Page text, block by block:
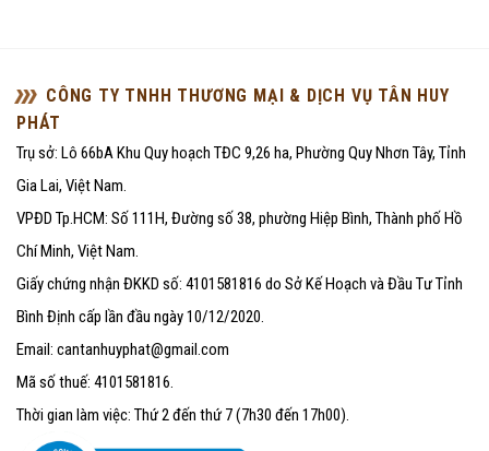
CÔNG TY TNHH THƯƠNG MẠI & DỊCH VỤ TÂN HUY
PHÁT
Trụ sở: Lô 66bA Khu Quy hoạch TĐC 9,26 ha, Phường Quy Nhơn Tây, Tỉnh
Gia Lai, Việt Nam.
VPĐD Tp.HCM: Số 111H, Đường số 38, phường Hiệp Bình, Thành phố Hồ
Chí Minh, Việt Nam.
Giấy chứng nhận ĐKKD số: 4101581816 do Sở Kế Hoạch và Đầu Tư Tỉnh
Bình Định cấp lần đầu ngày 10/12/2020.
Email: cantanhuyphat@gmail.com
Mã số thuế: 4101581816.
Thời gian làm việc: Thứ 2 đến thứ 7 (7h30 đến 17h00).